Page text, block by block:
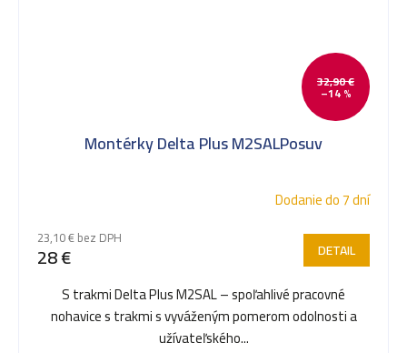
32,90 €
–14 %
Montérky Delta Plus M2SALPosuv
Dodanie do 7 dní
23,10 € bez DPH
28 € DETAIL
S trakmi Delta Plus M2SAL – spoľahlivé pracovné
nohavice s trakmi s vyváženým pomerom odolnosti a
užívateľského...